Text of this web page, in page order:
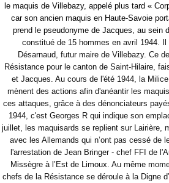
le maquis de Villebazy, appelé plus tard «
car son ancien maquis en Haute-Savoie
prend le pseudonyme de Jacques, au sein
constitué de 15 hommes en avril 1944.
Désarnaud, futur maire de Villebazy. Ce
Résistance pour le canton de Saint-Hilaire,
et Jacques. Au cours de l'été 1944, la
mènent des actions afin d'anéantir les
ces attaques, grâce à des dénonciateurs
1944, c'est Georges R qui indique son
juillet, les maquisards se replient sur Lairière,
avec les Allemands qui n’ont pas cessé de
l'arrestation de Jean Bringer - chef FFI de
Missègre à l’Est de Limoux. Au même
chefs de la Résistance se déroule à la Digne